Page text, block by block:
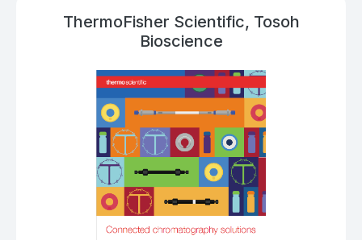
ThermoFisher Scientific, Tosoh
Bioscience